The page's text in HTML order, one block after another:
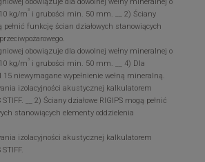
kg/m3
i grubości min. 50 mm. __ 2) Ściany
pełnić funkcję ścian działowych stanowiących
obowiązuje dla dowolnej wełny mineralnej o
kg/m3
i grubości min. 50 mm. __ 4) Dla
15 niewymagane wypełnienie wełną mineralną.
izolacyjności akustycznej kalkulatorem
__ 2) Ściany działowe RIGIPS mogą pełnić
stanowiących elementy oddzielenia
izolacyjności akustycznej kalkulatorem